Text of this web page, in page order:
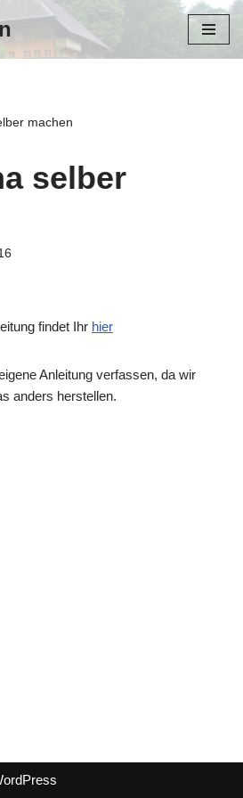
machen
selber
findet Ihr hier
Anleitung verfassen, da wir
anders herstellen.